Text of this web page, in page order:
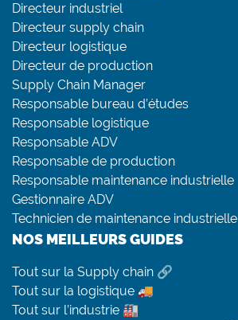
Directeur industriel
Directeur supply chain
Directeur logistique
Directeur de production
Supply Chain Manager
Responsable bureau d’études
Responsable logistique
Responsable ADV
Responsable de production
Responsable maintenance industrielle
Gestionnaire ADV
Technicien de maintenance industrielle
NOS MEILLEURS GUIDES
Tout sur la Supply chain 🔗
Tout sur la logistique 🚚
Tout sur l’industrie 🏭